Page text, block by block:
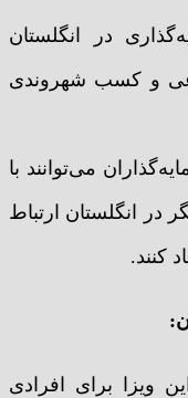
در انگلستان
و کسب شهروندی
می‌توانند با
در انگلستان ارتباط
کنند.
:
ویزا برای افرادی